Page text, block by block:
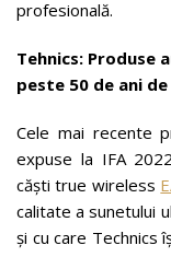
profesională.
Tehnics:
peste 50 de ani
Cele mai recente
expuse la IFA
căști true wireless
calitate a sunetului
și cu care Technics